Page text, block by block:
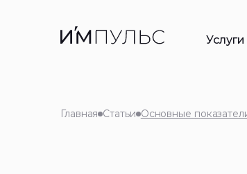
Услуги
Главная Статьи Основные